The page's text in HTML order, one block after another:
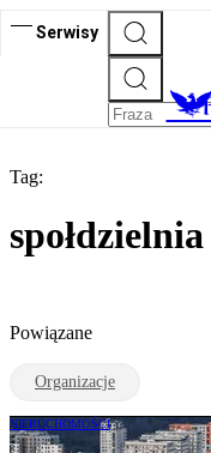
Serwisy
Tag:
Powiązane
Organizacje
NIERUCHOMOŚCI